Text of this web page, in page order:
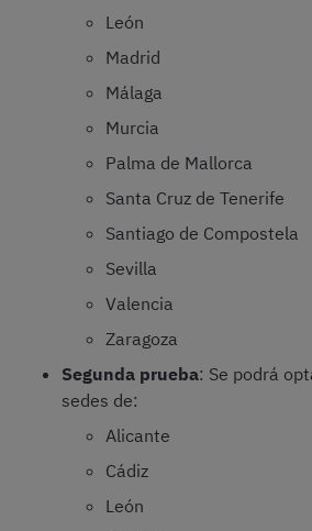
León
Madrid
Málaga
Murcia
Palma de Mallorca
Santa Cruz de Tenerife
Santiago de Compostela
Sevilla
Valencia
Zaragoza
Segunda prueba: Se podrá
sedes de:
Alicante
Cádiz
León